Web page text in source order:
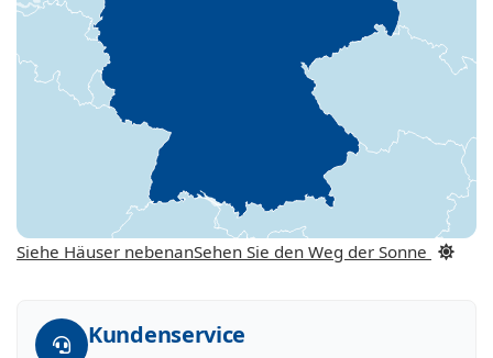
Siehe Häuser nebenanSehen Sie den Weg der Sonne
Kundenservice